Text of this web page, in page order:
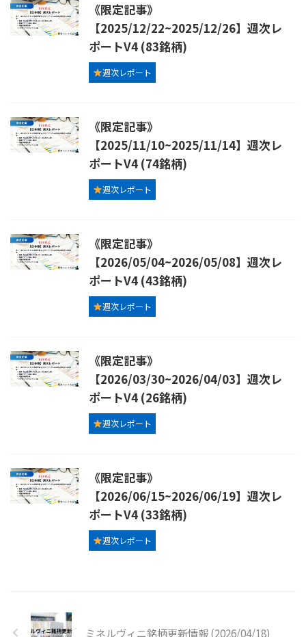
《限定記事》
【2025/12/22~2025/12/26】週次レ
ポートV4 (83銘柄)
週次レポート
《限定記事》
【2025/11/10~2025/11/14】週次レ
ポートV4 (74銘柄)
週次レポート
《限定記事》
【2026/05/04~2026/05/08】週次レ
ポートV4 (43銘柄)
週次レポート
《限定記事》
【2026/03/30~2026/04/03】週次レ
ポートV4 (26銘柄)
週次レポート
《限定記事》
【2026/06/15~2026/06/19】週次レ
ポートV4 (33銘柄)
週次レポート
ミネルヴィニ銘柄更新情報 (2026/04/18)